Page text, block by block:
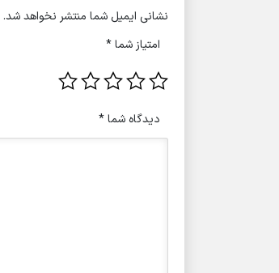
نشانی ایمیل شما منتشر نخواهد شد.
امتیاز شما*
دیدگاه شما*